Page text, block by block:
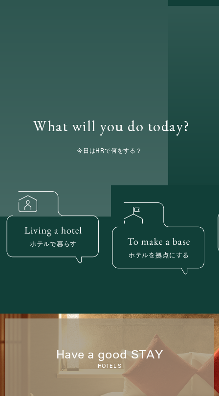
What will you do today?
今日はHRで何をする？
Have a good STAY
HOTEL S